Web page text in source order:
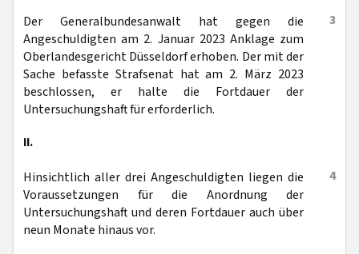
3
Der Generalbundesanwalt hat gegen die
Angeschuldigten am 2. Januar 2023 Anklage zum
Oberlandesgericht Düsseldorf erhoben. Der mit der
Sache befasste Strafsenat hat am 2. März 2023
beschlossen, er halte die Fortdauer der
Untersuchungshaft für erforderlich.
II.
4
Hinsichtlich aller drei Angeschuldigten liegen die
Voraussetzungen für die Anordnung der
Untersuchungshaft und deren Fortdauer auch über
neun Monate hinaus vor.